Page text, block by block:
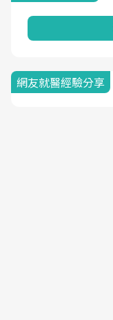
網友就醫經驗分享